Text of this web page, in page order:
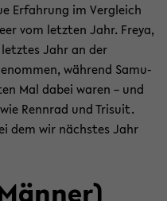
Er­fah­rung im Ver­gleich
vom letz­ten Jahr. Freya,
Jahr an der
wäh­rend Sa­mu­
Mal dabei waren – und
Renn­rad und Tri­su­it.
dem wir nächs­tes Jahr